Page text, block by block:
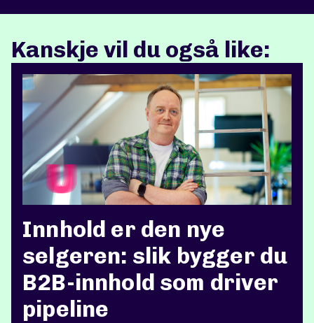
Kanskje vil du også like:
Innhold er den nye
selgeren: slik bygger du
B2B-innhold som driver
pipeline